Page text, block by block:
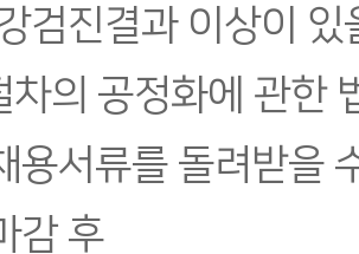
검진결과 이상이
차의 공정화에 관한
용서류를 돌려받을
감 후